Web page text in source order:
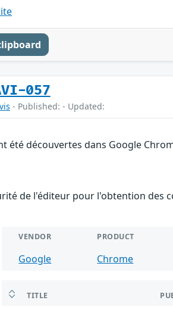
057
- Published: - Updated:
été découvertes dans Google
de l'éditeur pour l'obtention des
VENDOR PRODUCT
Google Chrome
TITLE